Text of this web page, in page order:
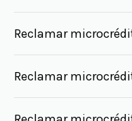
Reclamar
Reclamar